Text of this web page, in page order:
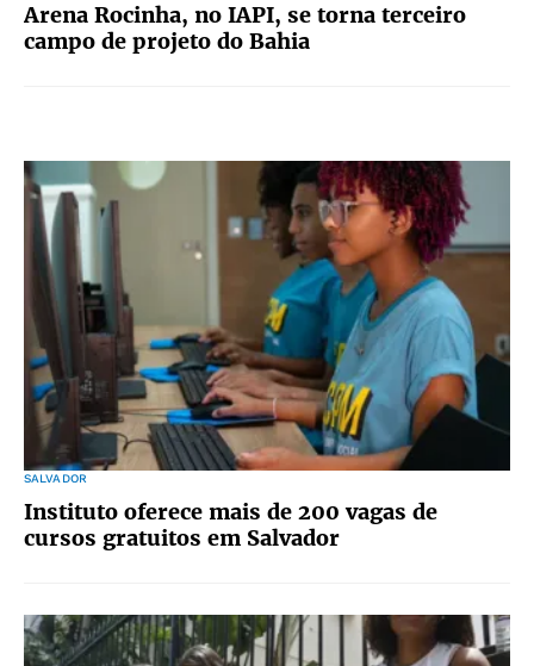
Arena Rocinha, no IAPI, se torna terceiro
campo de projeto do Bahia
SALVADOR
Instituto oferece mais de 200 vagas de
cursos gratuitos em Salvador